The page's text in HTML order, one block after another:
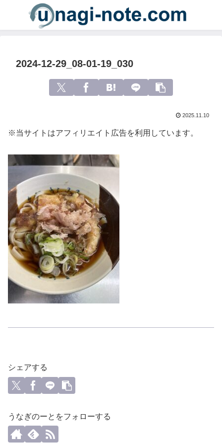
2024-12-29_08-01-19_030
2025.11.10
※当サイトはアフィリエイト広告を利用しています。
シェアする
うなぎのーとをフォローする